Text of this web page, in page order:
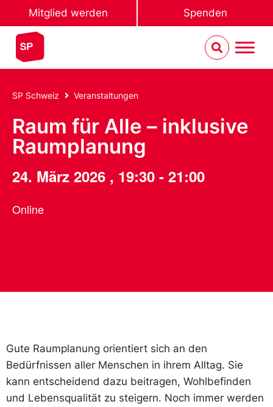
Mitglied werden Spenden
SP Schweiz Veranstaltungen
Raum für Alle – inklusive
Raumplanung
24. März 2026 , 19:30 - 21:00
Online
Gute Raumplanung orientiert sich an den
Bedürfnissen aller Menschen in ihrem Alltag. Sie
kann entscheidend dazu beitragen, Wohlbefinden
und Lebensqualität zu steigern. Noch immer werden